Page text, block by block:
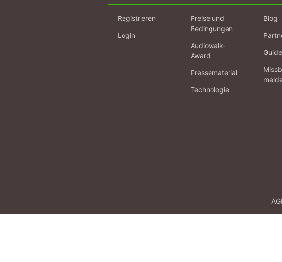
Registrieren
Login
Preise und
Bedingungen
Audiowalk-
Award
Pressematerial
Technologie
Blog